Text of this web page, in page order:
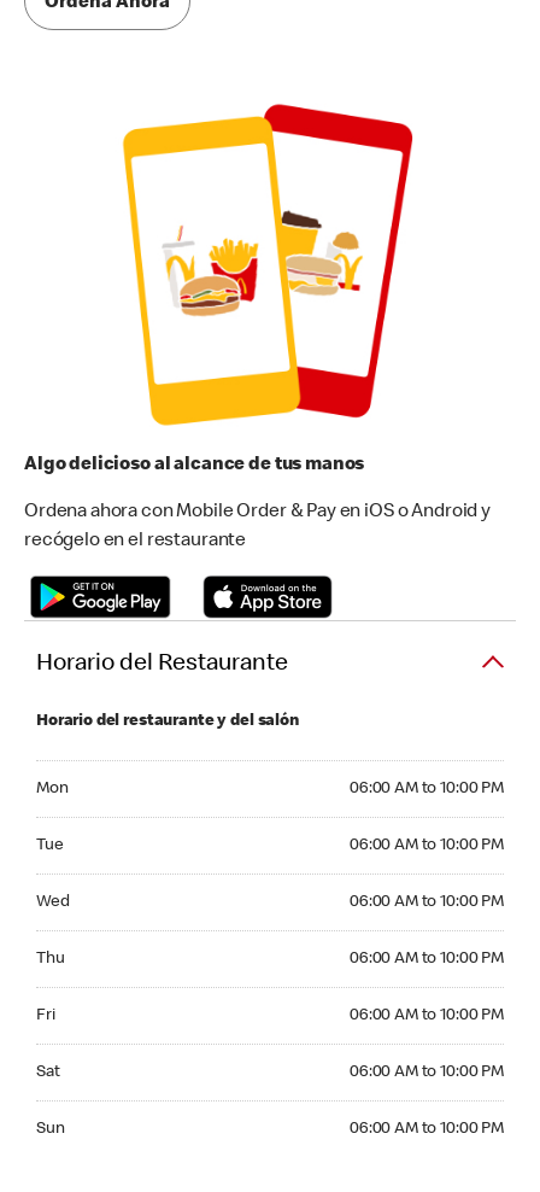
Algo delicioso al alcance de tus manos
Ordena ahora con Mobile Order & Pay en iOS o Android y
recógelo en el restaurante
Horario del Restaurante
Horario del restaurante y del salón
Mon 06:00 AM to 10:00 PM
Tue 06:00 AM to 10:00 PM
Wed 06:00 AM to 10:00 PM
Thu 06:00 AM to 10:00 PM
Fri 06:00 AM to 10:00 PM
Sat 06:00 AM to 10:00 PM
Sun 06:00 AM to 10:00 PM